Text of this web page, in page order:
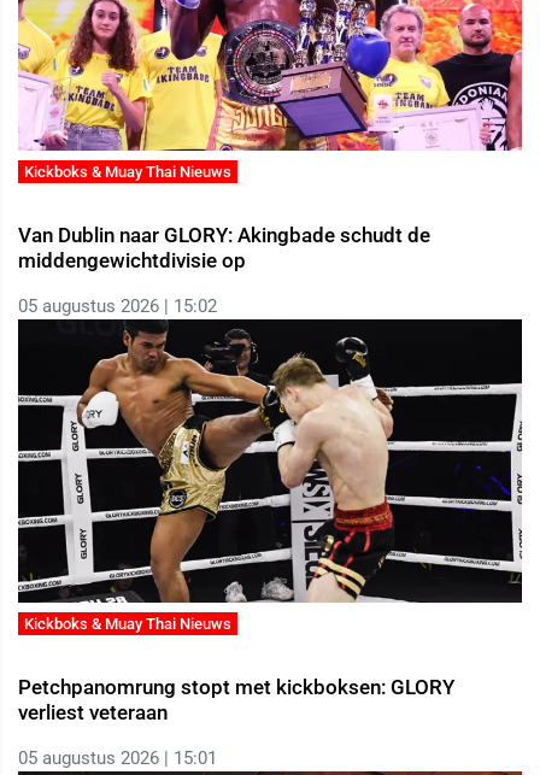
Kickboks & Muay Thai Nieuws
Van Dublin naar GLORY: Akingbade schudt de
middengewichtdivisie op
05 augustus 2026 | 15:02
Kickboks & Muay Thai Nieuws
Petchpanomrung stopt met kickboksen: GLORY
verliest veteraan
05 augustus 2026 | 15:01